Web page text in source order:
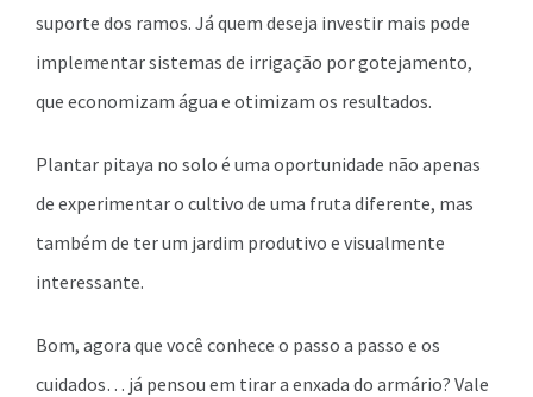
suporte dos ramos. Já quem deseja investir mais pode
implementar sistemas de irrigação por gotejamento,
que economizam água e otimizam os resultados.
Plantar pitaya no solo é uma oportunidade não apenas
de experimentar o cultivo de uma fruta diferente, mas
também de ter um jardim produtivo e visualmente
interessante.
Bom, agora que você conhece o passo a passo e os
cuidados… já pensou em tirar a enxada do armário? Vale